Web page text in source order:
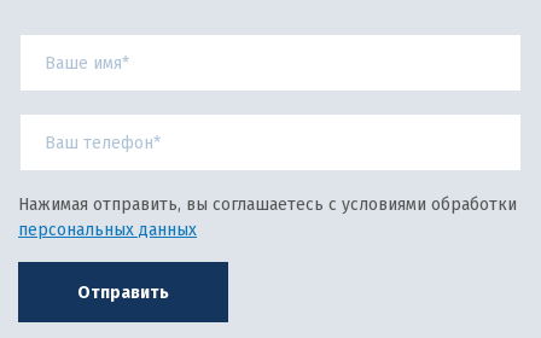
Нажимая отправить, вы соглашаетесь с условиями обработки
персональных данных
Отправить